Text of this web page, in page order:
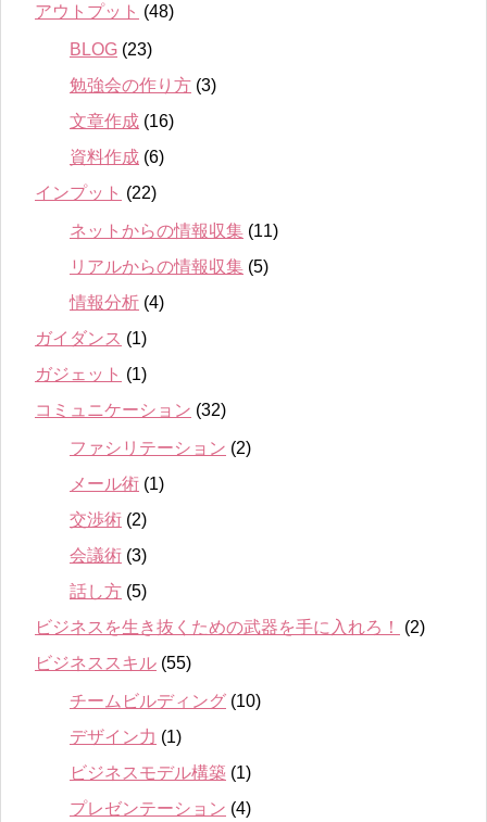
アウトプット (48)
BLOG (23)
勉強会の作り方 (3)
文章作成 (16)
資料作成 (6)
インプット (22)
ネットからの情報収集 (11)
リアルからの情報収集 (5)
情報分析 (4)
ガイダンス (1)
ガジェット (1)
コミュニケーション (32)
ファシリテーション (2)
メール術 (1)
交渉術 (2)
会議術 (3)
話し方 (5)
ビジネスを生き抜くための武器を手に入れろ！
(2)
ビジネススキル (55)
チームビルディング (10)
デザイン力 (1)
ビジネスモデル構築 (1)
プレゼンテーション (4)